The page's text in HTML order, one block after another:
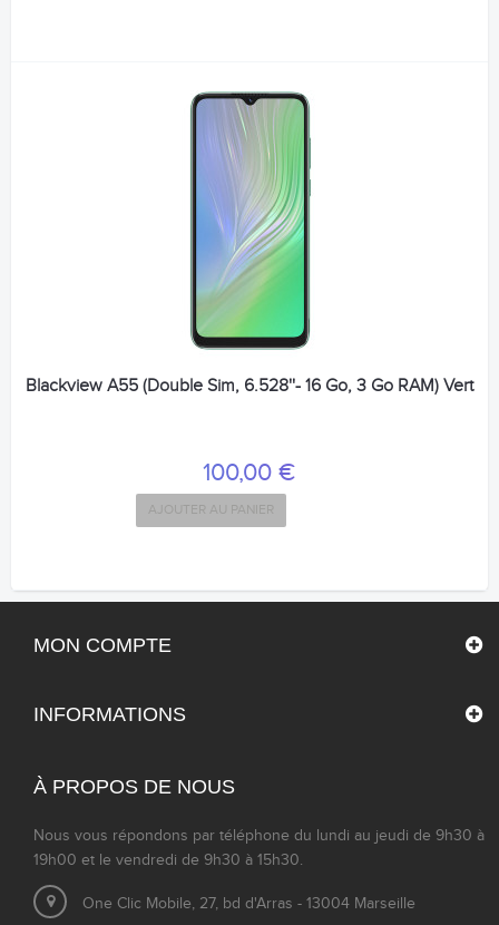
Blackview A55 (Double Sim, 6.528''- 16 Go, 3 Go RAM) Vert
100,00 €
AJOUTER AU PANIER
MON COMPTE
INFORMATIONS
À PROPOS DE NOUS
Nous vous répondons par téléphone du lundi au jeudi de 9h30 à
19h00 et le vendredi de 9h30 à 15h30.
One Clic Mobile, 27, bd d'Arras - 13004 Marseille